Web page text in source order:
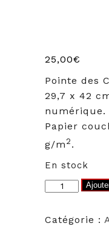
25,00€
Pointe des
29,7 x 42
numérique.
Papier
g/m2 .
En stock
quantité
Illustration
Catégorie :